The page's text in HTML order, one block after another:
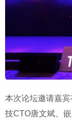
本次论坛邀请嘉
技CTO唐文斌、